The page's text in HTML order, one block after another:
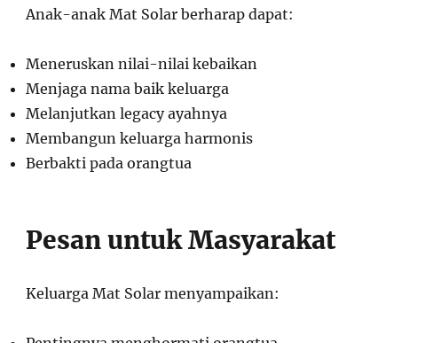
Anak-anak Mat Solar berharap dapat:
Meneruskan nilai-nilai kebaikan
Menjaga nama baik keluarga
Melanjutkan legacy ayahnya
Membangun keluarga harmonis
Berbakti pada orangtua
Pesan untuk Masyarakat
Keluarga Mat Solar menyampaikan: